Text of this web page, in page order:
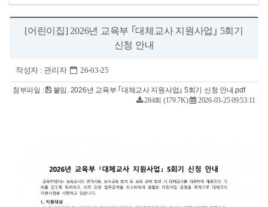
[어린이집] 2026년 교육부 ｢대체교사 지원사업｣ 5회기
신청 안내
작성자 : 관리자 26-03-25
첨부파일 :
붙임. 2026년 교육부 ｢대체교사 지원사업｣ 5회기 신청 안내.pdf
284회 (179.7K)
2026-03-25 09:53:11